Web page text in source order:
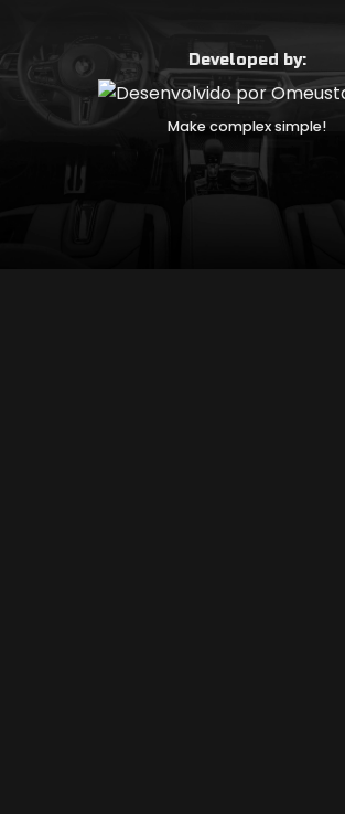
Developed by:
Make complex simple!